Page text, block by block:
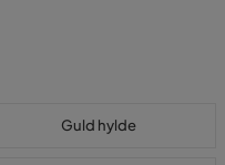
Guld hylde